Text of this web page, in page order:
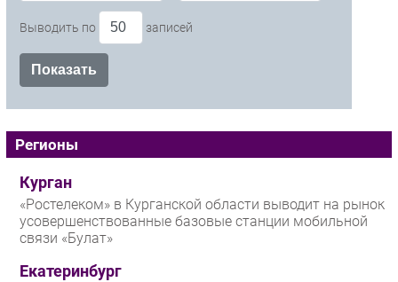
Выводить по записей
Регионы
Курган
«Ростелеком» в Курганской области выводит на рынок
усовершенствованные базовые станции мобильной
связи «Булат»
Екатеринбург